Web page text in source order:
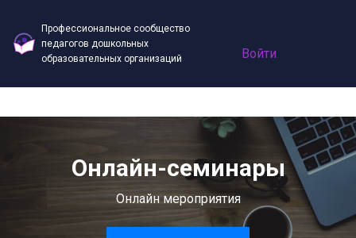
Профессиональное сообщество
педагогов дошкольных
образовательных организаций
Войти
Онлайн-семинары
Онлайн мероприятия